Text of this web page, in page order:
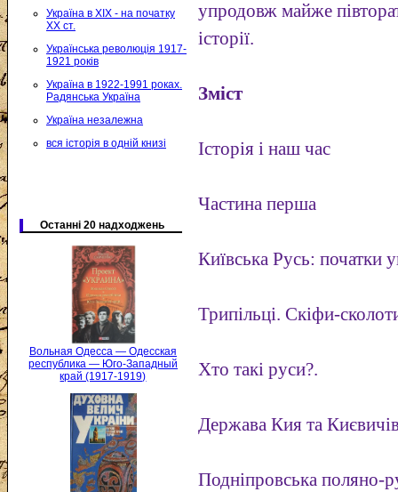
Україна в XIX - на початку
XX ст.
Українська революція 1917-
1921 років
Україна в 1922-1991 роках.
Радянська Україна
Україна незалежна
вся історія в одній книзі
Останні 20 надходжень
Вольная Одесса — Одесская
республика — Юго-Западный
край (1917-1919)
упродовж майже
історії.
Зміст
Історія і наш час
Частина перша
Київська Русь: початки
Трипільці. Скіфи-
Хто такі руси?.
Держава Кия та
Подніпровська поляно-